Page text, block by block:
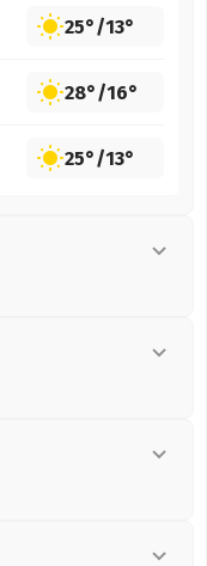
25°/13°
28°/16°
25°/13°